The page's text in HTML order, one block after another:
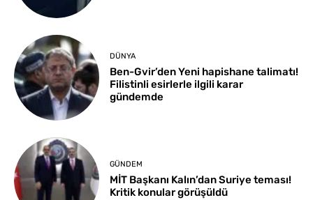
DÜNYA
Ben-Gvir’den Yeni hapishane talimatı!
Filistinli esirlerle ilgili karar
gündemde
GÜNDEM
MİT Başkanı Kalın’dan Suriye teması!
Kritik konular görüşüldü